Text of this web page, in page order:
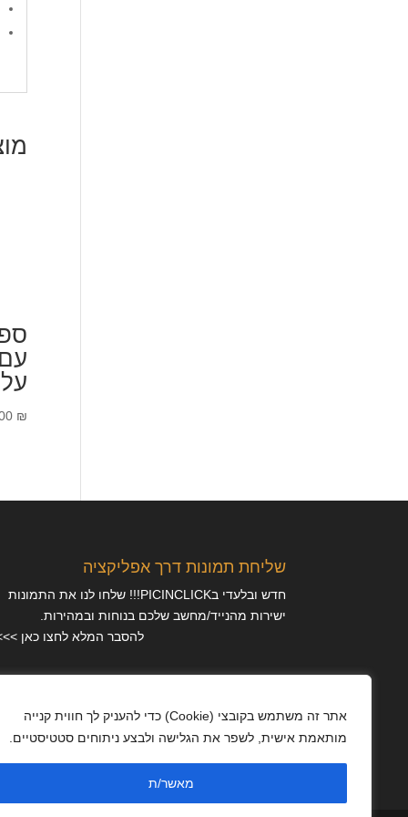
אתר זה משתמש בקובצי (Cookie) כדי להעניק לך חווית קנייה
מותאמת אישית, לשפר את הגלישה ולבצע ניתוחים סטטיסטיים.
מאשר/ת
₪
שליחת תמונות דרך אפליקציה
חדש ובלעדי בPICINCLICK!!! שלחו לנו את התמונות
ישירות מהנייד/מחשב שלכם בנוחות ובמהירות.
להסבר המלא לחצו כאן
מאמרים
מדיניות